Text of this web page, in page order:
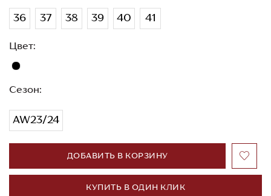
36 37 38 39 40 41
Цвет:
Сезон:
AW23/24
ДОБАВИТЬ В КОРЗИНУ
КУПИТЬ В ОДИН КЛИК